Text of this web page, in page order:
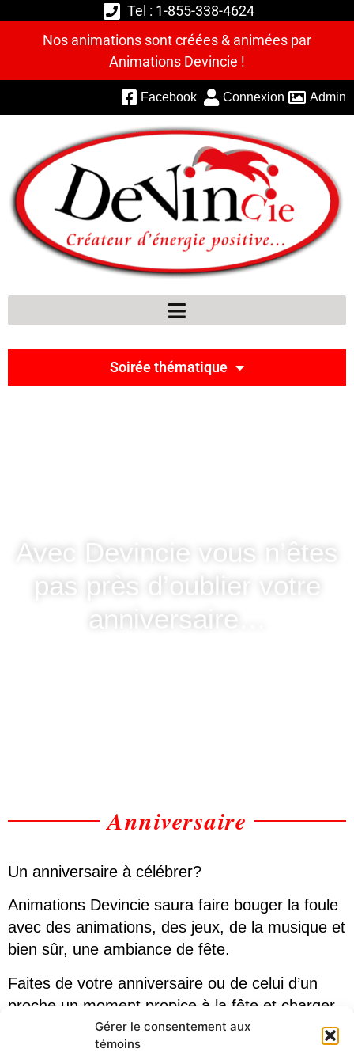
Gérer le consentement aux
témoins
Tel : 1-855-338-4624
Nos animations sont créées & animées par
Animations Devincie !
Facebook Connexion Admin
Soirée thématique
Avec Devincie vous n’êtes
pas près d’oublier votre
anniversaire…
Anniversaire
Un anniversaire à célébrer?
Animations Devincie saura faire bouger la foule
avec des animations, des jeux, de la musique et
bien sûr, une ambiance de fête.
Faites de votre anniversaire ou de celui d’un
proche un moment propice à la fête et charger